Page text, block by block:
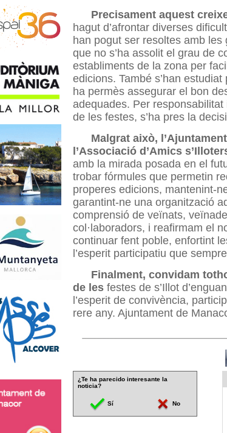
Precisament aquest
hagut d’afrontar diverses
han pogut ser resoltes amb les
que no s’ha assolit el grau de
establiments de la zona per
edicions. També s’han
ha permès assegurar el bon
adequades. Per
de les festes, s’ha pres la
Malgrat això,
l’Associació d’Amics
amb la mirada posada en el
trobar fórmules que permetin
properes edicions, mantenint-
garantint-ne una organització
comprensió de veïnats,
col·laboradors, i reafirmam el
continuar fent poble, enfortint
l’esperit participatiu que
Finalment, convidam
de les festes de s’Illot
l’esperit de convivència,
rere any. Ajuntament de
¿Te ha parecido interesante la
noticia?
Sí No